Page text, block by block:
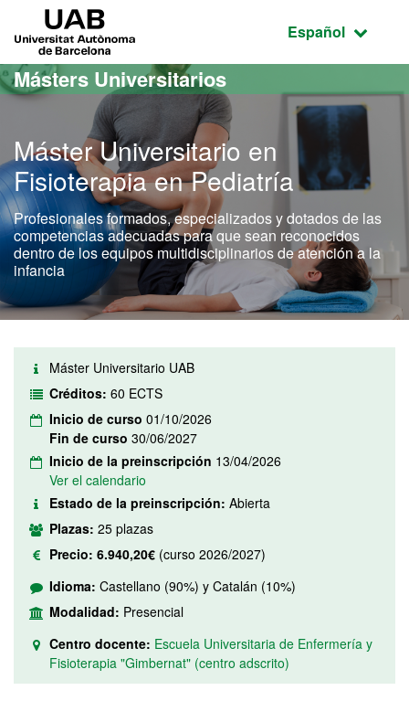
Acceso al contenido principal
Acceso a la navegación de la página
Idioma
Español
Másters Universitarios
Máster Universitario en
Fisioterapia en Pediatría
Profesionales formados, especializados y dotados de las
competencias adecuadas para que sean reconocidos
dentro de los equipos multidisciplinarios de atención a la
infancia
Máster Universitario UAB
Créditos: 60 ECTS
Inicio de curso 01/10/2026
Fin de curso 30/06/2027
Inicio de la preinscripción 13/04/2026
Ver el calendario
Estado de la preinscripción: Abierta
Plazas: 25 plazas
Precio: 6.940,20€ (curso 2026/2027)
Idioma: Castellano (90%) y Catalán (10%)
Modalidad: Presencial
Centro docente: Escuela Universitaria de Enfermería y
Fisioterapia "Gimbernat" (centro adscrito)